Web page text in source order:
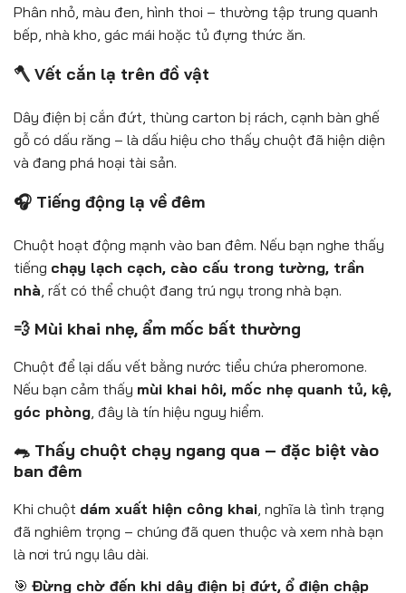
Phân nhỏ, màu đen, hình thoi – thường tập trung quanh
bếp, nhà kho, gác mái hoặc tủ đựng thức ăn.
🪓 Vết cắn lạ trên đồ vật
Dây điện bị cắn đứt, thùng carton bị rách, cạnh bàn ghế
gỗ có dấu răng – là dấu hiệu cho thấy chuột đã hiện diện
và đang phá hoại tài sản.
🎧 Tiếng động lạ về đêm
Chuột hoạt động mạnh vào ban đêm. Nếu bạn nghe thấy
tiếng chạy lạch cạch, cào cấu trong tường, trần
nhà, rất có thể chuột đang trú ngụ trong nhà bạn.
💨 Mùi khai nhẹ, ẩm mốc bất thường
Chuột để lại dấu vết bằng nước tiểu chứa pheromone.
Nếu bạn cảm thấy mùi khai hôi, mốc nhẹ quanh tủ, kệ,
góc phòng, đây là tín hiệu nguy hiểm.
🐀 Thấy chuột chạy ngang qua – đặc biệt vào
ban đêm
Khi chuột dám xuất hiện công khai, nghĩa là tình trạng
đã nghiêm trọng – chúng đã quen thuộc và xem nhà bạn
là nơi trú ngụ lâu dài.
🎯 Đừng chờ đến khi dây điện bị đứt, ổ điện chập